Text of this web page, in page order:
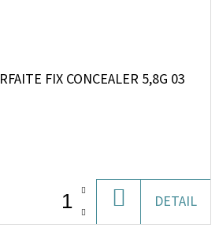
FIX CONCEALER 5,8G 03
KOŠÍKU
DETAIL